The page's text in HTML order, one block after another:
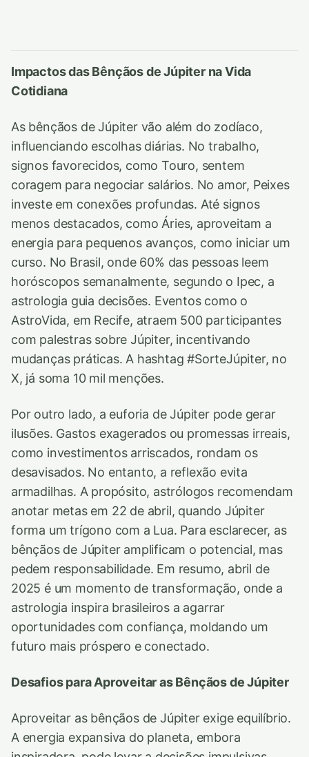
Impactos das Bênçãos de Júpiter na Vida
Cotidiana
As bênçãos de Júpiter vão além do zodíaco,
influenciando escolhas diárias. No trabalho,
signos favorecidos, como Touro, sentem
coragem para negociar salários. No amor, Peixes
investe em conexões profundas. Até signos
menos destacados, como Áries, aproveitam a
energia para pequenos avanços, como iniciar um
curso. No Brasil, onde 60% das pessoas leem
horóscopos semanalmente, segundo o Ipec, a
astrologia guia decisões. Eventos como o
AstroVida, em Recife, atraem 500 participantes
com palestras sobre Júpiter, incentivando
mudanças práticas. A hashtag #SorteJúpiter, no
X, já soma 10 mil menções.
Por outro lado, a euforia de Júpiter pode gerar
ilusões. Gastos exagerados ou promessas irreais,
como investimentos arriscados, rondam os
desavisados. No entanto, a reflexão evita
armadilhas. A propósito, astrólogos recomendam
anotar metas em 22 de abril, quando Júpiter
forma um trígono com a Lua. Para esclarecer, as
bênçãos de Júpiter amplificam o potencial, mas
pedem responsabilidade. Em resumo, abril de
2025 é um momento de transformação, onde a
astrologia inspira brasileiros a agarrar
oportunidades com confiança, moldando um
futuro mais próspero e conectado.
Desafios para Aproveitar as Bênçãos de Júpiter
Aproveitar as bênçãos de Júpiter exige equilíbrio.
A energia expansiva do planeta, embora